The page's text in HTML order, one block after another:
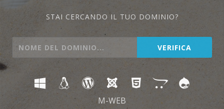
STAI CERCANDO IL TUO DOMINIO?
M-WEB